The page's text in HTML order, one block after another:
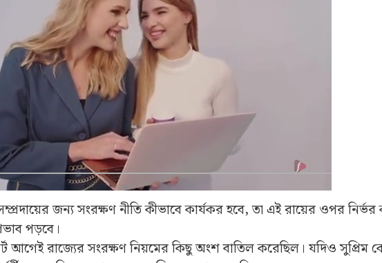
জন্য সংরক্ষণ নীতি কীভাবে কার্যকর হবে, তা এই রায়ের ওপর
পড়বে।
আগেই রাজ্যের সংরক্ষণ নিয়মের কিছু অংশ বাতিল করেছিল। যদিও সুপ্রিম